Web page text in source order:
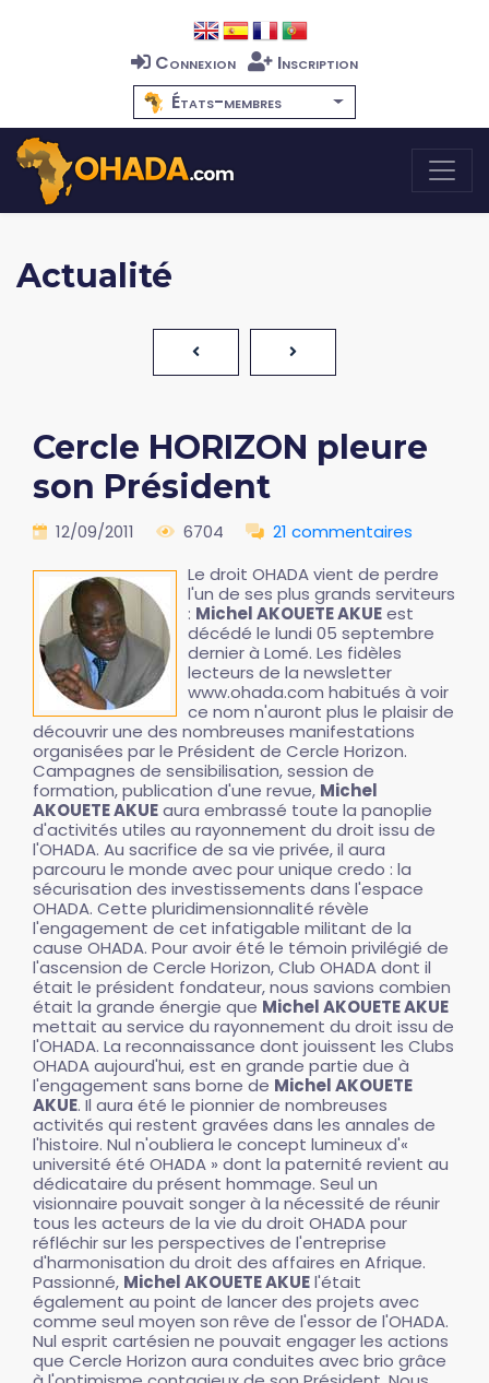
Connexion
Inscription
États-membres
Actualité
Cercle HORIZON pleure
son Président
12/09/2011 6704
21 commentaires
Le droit OHADA vient de perdre
l'un de ses plus grands serviteurs
: Michel AKOUETE AKUEest
décédé le lundi 05 septembre
dernier à Lomé. Les fidèles
lecteurs de la newsletter
www.ohada.com habitués à voir
ce nom n'auront plus le plaisir de
découvrir une des nombreuses manifestations
organisées par le Président de Cercle Horizon.
Campagnes de sensibilisation, session de
formation, publication d'une revue, Michel
AKOUETE AKUEaura embrassé toute la panoplie
d'activités utiles au rayonnement du droit issu de
l'OHADA. Au sacrifice de sa vie privée, il aura
parcouru le monde avec pour unique credo : la
sécurisation des investissements dans l'espace
OHADA. Cette pluridimensionnalité révèle
l'engagement de cet infatigable militant de la
cause OHADA. Pour avoir été le témoin privilégié de
l'ascension de Cercle Horizon, Club OHADA dont il
était le président fondateur, nous savions combien
était la grande énergie que Michel AKOUETE AKUE
mettait au service du rayonnement du droit issu de
l'OHADA. La reconnaissance dont jouissent les Clubs
OHADA aujourd'hui, est en grande partie due à
l'engagement sans borne de Michel AKOUETE
AKUE. Il aura été le pionnier de nombreuses
activités qui restent gravées dans les annales de
l'histoire. Nul n'oubliera le concept lumineux d'«
université été OHADA » dont la paternité revient au
dédicataire du présent hommage. Seul un
visionnaire pouvait songer à la nécessité de réunir
tous les acteurs de la vie du droit OHADA pour
réfléchir sur les perspectives de l'entreprise
d'harmonisation du droit des affaires en Afrique.
Passionné, Michel AKOUETE AKUEl'était
également au point de lancer des projets avec
comme seul moyen son rêve de l'essor de l'OHADA.
Nul esprit cartésien ne pouvait engager les actions
que Cercle Horizon aura conduites avec brio grâce